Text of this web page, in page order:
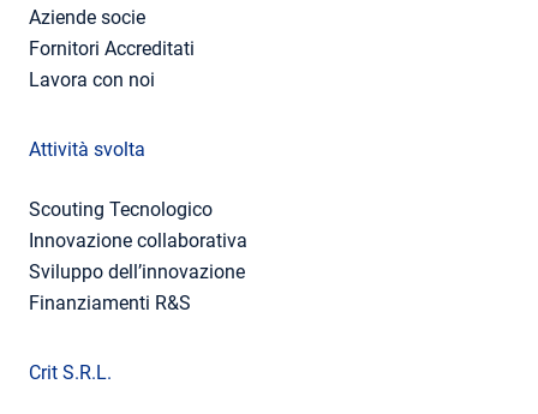
Aziende socie
Fornitori Accreditati
Lavora con noi
Attività svolta
Scouting Tecnologico
Innovazione collaborativa
Sviluppo dell’innovazione
Finanziamenti R&S
Crit S.R.L.